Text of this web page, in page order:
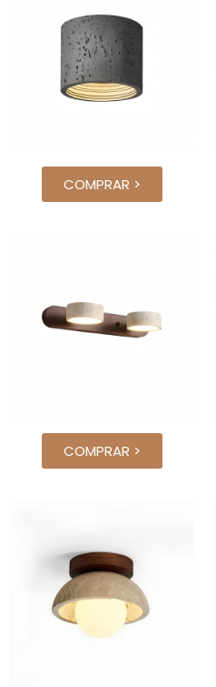
COMPRAR >
COMPRAR >